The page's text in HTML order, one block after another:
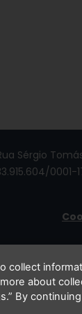
Rua Sérgio
33.915.604/
Li
collect
about
By